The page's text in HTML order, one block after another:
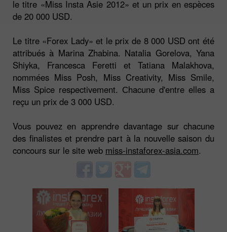
le titre «Miss Insta Asie 2012» et un prix en espèces
de 20 000 USD.
Le titre «Forex Lady» et le prix de 8 000 USD ont été
attribués à Marina Zhabina. Natalia Gorelova, Yana
Shiyka, Francesca Feretti et Tatiana Malakhova,
nommées Miss Posh, Miss Creativity, Miss Smile,
Miss Spice respectivement. Сhacune d'entre elles a
reçu un prix de 3 000 USD.
Vous pouvez en apprendre davantage sur chacune
des finalistes et prendre part à la nouvelle saison du
concours sur le site web miss-instaforex-asia.com.